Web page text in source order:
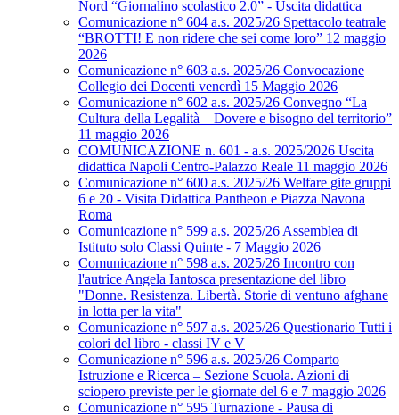
Nord “Giornalino scolastico 2.0” - Uscita didattica
Comunicazione n° 604 a.s. 2025/26 Spettacolo teatrale
“BROTTI! E non ridere che sei come loro” 12 maggio
2026
Comunicazione n° 603 a.s. 2025/26 Convocazione
Collegio dei Docenti venerdì 15 Maggio 2026
Comunicazione n° 602 a.s. 2025/26 Convegno “La
Cultura della Legalità – Dovere e bisogno del territorio”
11 maggio 2026
COMUNICAZIONE n. 601 - a.s. 2025/2026 Uscita
didattica Napoli Centro-Palazzo Reale 11 maggio 2026
Comunicazione n° 600 a.s. 2025/26 Welfare gite gruppi
6 e 20 - Visita Didattica Pantheon e Piazza Navona
Roma
Comunicazione n° 599 a.s. 2025/26 Assemblea di
Istituto solo Classi Quinte - 7 Maggio 2026
Comunicazione n° 598 a.s. 2025/26 Incontro con
l'autrice Angela Iantosca presentazione del libro
"Donne. Resistenza. Libertà. Storie di ventuno afghane
in lotta per la vita"
Comunicazione n° 597 a.s. 2025/26 Questionario Tutti i
colori del libro - classi IV e V
Comunicazione n° 596 a.s. 2025/26 Comparto
Istruzione e Ricerca – Sezione Scuola. Azioni di
sciopero previste per le giornate del 6 e 7 maggio 2026
Comunicazione n° 595 Turnazione - Pausa di